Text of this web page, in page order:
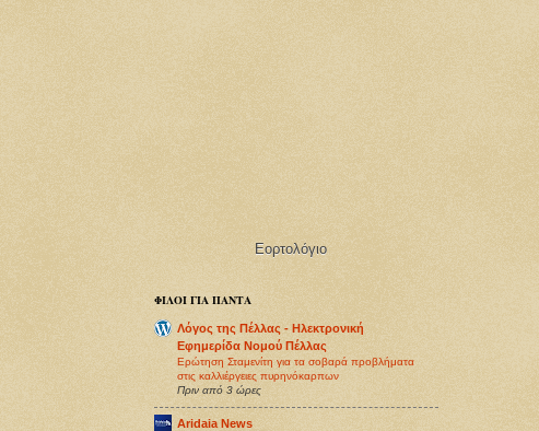
Εορτολόγιο
ΦΙΛΟΙ ΓΙΑ ΠΑΝΤΑ
Λόγος της Πέλλας - Ηλεκτρονική
Εφημερίδα Νομού Πέλλας
Ερώτηση Σταμενίτη για τα σοβαρά προβλήματα
στις καλλιέργειες πυρηνόκαρπων
Πριν από 3 ώρες
Aridaia News